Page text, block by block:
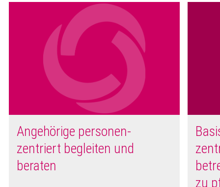
Angehörige personen-
zentriert begleiten und
beraten
zu